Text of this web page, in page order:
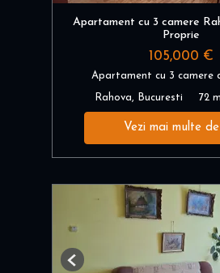
Apartament cu 3 camere
Proprie
105,000 €
Apartament cu 3 camere
Rahova, Bucuresti 72
Vezi mai multe
Previous